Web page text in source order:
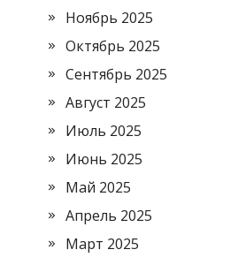
Ноябрь 2025
Октябрь 2025
Сентябрь 2025
Август 2025
Июль 2025
Июнь 2025
Май 2025
Апрель 2025
Март 2025